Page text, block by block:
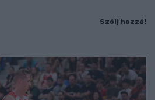
Szólj hozzá!